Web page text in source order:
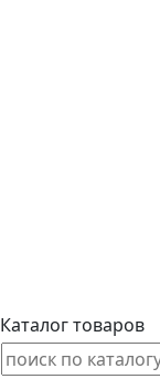
Каталог товаров